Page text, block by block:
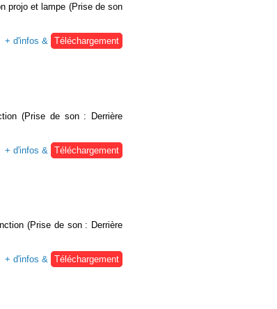
projo et lampe (Prise de son
+ d'infos &
Téléchargement
(Prise de son : Derrière
+ d'infos &
Téléchargement
(Prise de son : Derrière
+ d'infos & Téléchargement